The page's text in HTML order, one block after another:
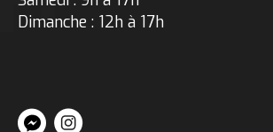
Dimanche : 12h à 17h